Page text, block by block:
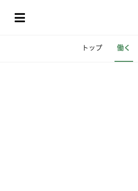
トップ 働く